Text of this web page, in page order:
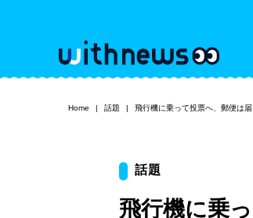
Home 話題 飛行機に乗って投票へ、郵便は
話題
飛行機に乗